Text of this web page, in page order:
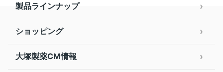
製品ラインナップ
ショッピング
大塚製薬CM情報